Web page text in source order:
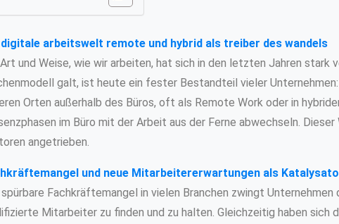
digitale arbeitswelt remote und hybrid als treiber des wandels
und Weise, wie wir arbeiten, hat sich in den letzten Jahren stark
galt, ist heute ein fester Bestandteil vieler
Orten außerhalb des Büros, oft als Remote Work oder in
im Büro mit der Arbeit aus der Ferne abwechseln.
angetrieben.
und neue Mitarbeitererwartungen als
Fachkräftemangel in vielen Branchen zwingt Unternehmen
Mitarbeiter zu finden und zu halten. Gleichzeitig haben sich